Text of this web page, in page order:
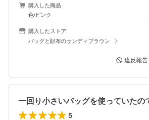
購入した商品
色/ピンク
購入したストア
バッグと財布のサンディブラウン
違反報告
5